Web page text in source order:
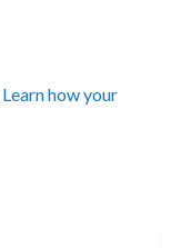
Learn how your